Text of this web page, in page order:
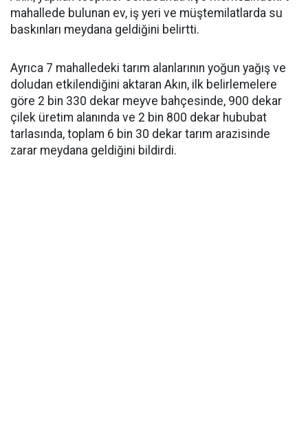
mahallede bulunan ev, iş yeri ve müştemilatlarda su
baskınları meydana geldiğini belirtti.
Ayrıca 7 mahalledeki tarım alanlarının yoğun yağış ve
doludan etkilendiğini aktaran Akın, ilk belirlemelere
göre 2 bin 330 dekar meyve bahçesinde, 900 dekar
çilek üretim alanında ve 2 bin 800 dekar hububat
tarlasında, toplam 6 bin 30 dekar tarım arazisinde
zarar meydana geldiğini bildirdi.